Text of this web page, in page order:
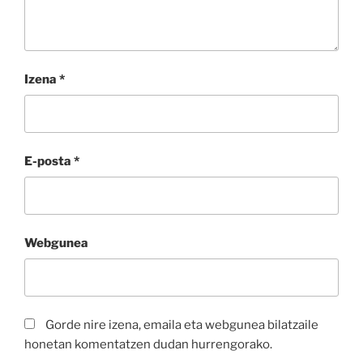
Izena *
E-posta *
Webgunea
Gorde nire izena, emaila eta webgunea bilatzaile
honetan komentatzen dudan hurrengorako.